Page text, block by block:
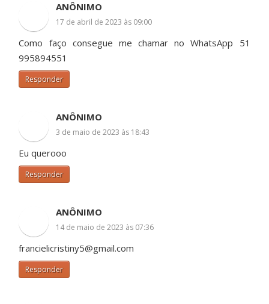
ANÔNIMO
17 de abril de 2023 às 09:00
Como faço consegue me chamar no WhatsApp 51
995894551
Responder
ANÔNIMO
3 de maio de 2023 às 18:43
Eu querooo
Responder
ANÔNIMO
14 de maio de 2023 às 07:36
francielicristiny5@gmail.com
Responder